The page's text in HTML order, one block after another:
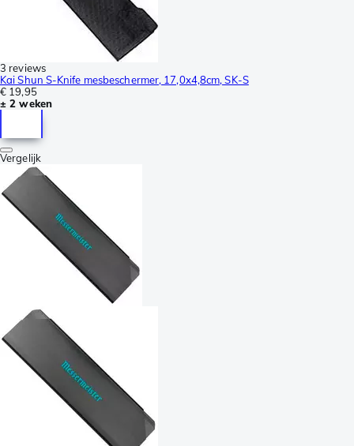
3 reviews
Kai Shun S-Knife mesbeschermer, 17,0x4,8cm, SK-S
€ 19,95
± 2 weken
Vergelijk